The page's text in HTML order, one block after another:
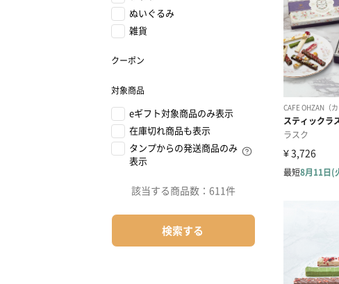
ぬいぐるみ
雑貨
クーポン
対象商品
eギフト対象商品のみ表示
在庫切れ商品も表示
タンプからの発送商品のみ
表示
該当する商品数： 611件
検索する